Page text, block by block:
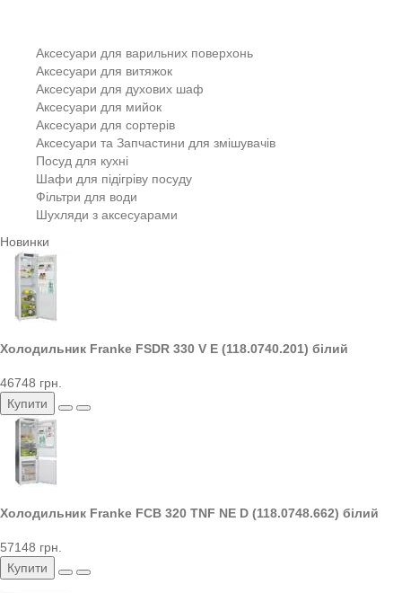
Аксесуари для варильних поверхонь
Аксесуари для витяжок
Аксесуари для духових шаф
Аксесуари для мийок
Аксесуари для сортерів
Аксесуари та Запчастини для змішувачів
Посуд для кухні
Шафи для підігріву посуду
Фільтри для води
Шухляди з аксесуарами
Новинки
Холодильник Franke FSDR 330 V E (118.0740.201) білий
46748 грн.
Купити
Холодильник Franke FCB 320 TNF NE D (118.0748.662) білий
57148 грн.
Купити